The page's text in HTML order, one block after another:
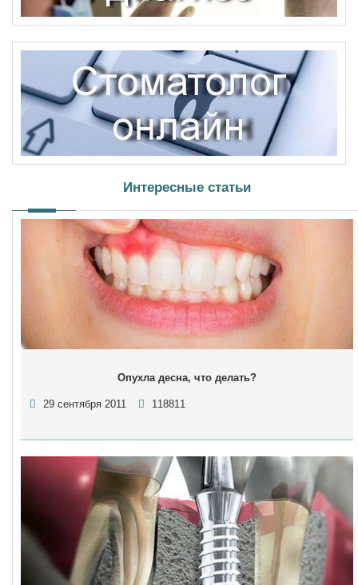
Интересные статьи
Опухла десна, что делать?
29 сентября 2011 118811